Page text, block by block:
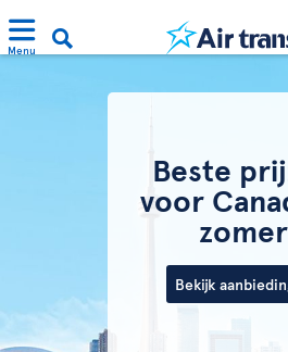
Menu
Beste
voor
zomer
Bekijk